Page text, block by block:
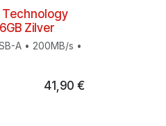
Zilver
A • 200MB/s •
41,90 €